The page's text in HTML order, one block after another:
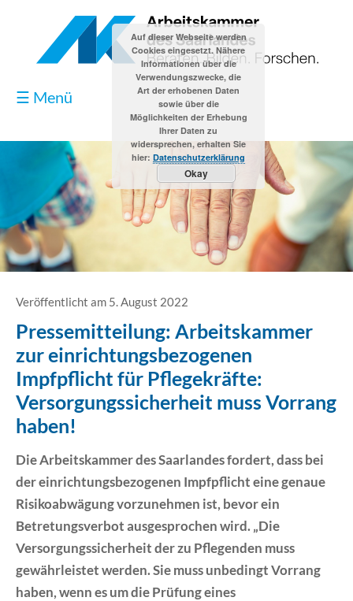
☰ Menü
Blog
Kontakt
Datenschutzerklärung
Erklärung Barrierefreiheit
Veröffentlicht am 5. August 2022
Pressemitteilung: Arbeitskammer
zur einrichtungsbezogenen
Impfpflicht für Pflegekräfte:
Versorgungssicherheit muss Vorrang
haben!
Die Arbeitskammer des Saarlandes fordert, dass bei
der einrichtungsbezogenen Impfpflicht eine genaue
Risikoabwägung vorzunehmen ist, bevor ein
Betretungsverbot ausgesprochen wird. „Die
Versorgungssicherheit der zu Pflegenden muss
gewährleistet werden. Sie muss unbedingt Vorrang
haben, wenn es um die Prüfung eines
Auf dieser Webseite werden
Cookies eingesetzt. Nähere
Informationen über die
Verwendungszwecke, die
Art der erhobenen Daten
sowie über die
Möglichkeiten der Erhebung
Ihrer Daten zu
widersprechen, erhalten Sie
hier: Datenschutzerklärung
Okay